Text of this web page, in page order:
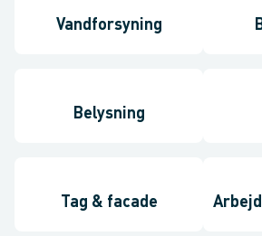
Vandforsyning
Belysning
Tag & facade